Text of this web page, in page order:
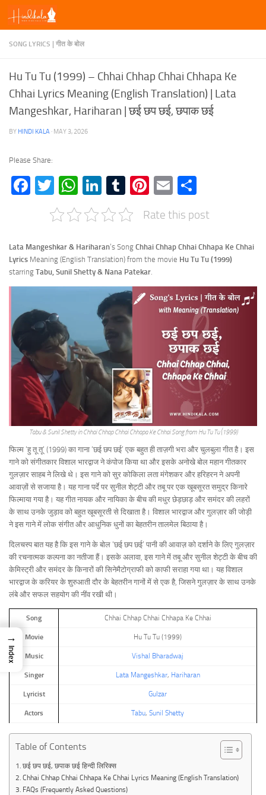
Skip to content
SONG LYRICS | गीत के बोल
Hu Tu Tu (1999) – Chhai Chhap Chhai Chhapa Ke
Chhai Lyrics Meaning (English Translation) | Lata
Mangeshkar, Hariharan | छई छप छई, छपाक छई
BY HINDI KALA · MAY 3, 2026
Please Share:
Facebook
TwitterWhatsApp
LinkedIn
TumblrPinterest
Email
Rate this post
Lata Mangeshkar & Hariharan‘s Song Chhai Chhap Chhai Chhapa Ke Chhai
Lyrics Meaning (English Translation) from the movie Hu Tu Tu (1999)
starring Tabu, Sunil Shetty & Nana Patekar.
Tabu & Sunil Shetty in Chhai Chhap Chhai Chhapa Ke Chhai Song from Hu Tu Tu (1999)
फिल्म ‘हु तू तू’ (1999) का गाना ‘छई छप छई’ एक बहुत ही ताज़गी भरा और चुलबुला गीत है। इस
गाने को संगीतकार विशाल भारद्वाज ने कंपोज किया था और इसके अनोखे बोल महान गीतकार
गुलज़ार साहब ने लिखे थे। इस गाने को सुर कोकिला लता मंगेशकर और हरिहरन ने अपनी
आवाज़ों से सजाया है। यह गाना पर्दे पर सुनील शेट्टी और तबू पर एक खूबसूरत समुद्र किनारे
फिल्माया गया है। यह गीत नायक और नायिका के बीच की मधुर छेड़छाड़ और समंदर की लहरों
के साथ उनके जुड़ाव को बहुत खूबसूरती से दिखाता है। विशाल भारद्वाज और गुलज़ार की जोड़ी
ने इस गाने में लोक संगीत और आधुनिक धुनों का बेहतरीन तालमेल बिठाया है।
दिलचस्प बात यह है कि इस गाने के बोल ‘छई छप छई’ पानी की आवाज़ को दर्शाने के लिए गुलज़ार
की रचनात्मक कल्पना का नतीजा हैं। इसके अलावा, इस गाने में तबू और सुनील शेट्टी के बीच की
केमिस्ट्री और समंदर के किनारों की सिनेमैटोग्राफी को काफी सराहा गया था। यह विशाल
भारद्वाज के करियर के शुरुआती दौर के बेहतरीन गानों में से एक है, जिसने गुलज़ार के साथ उनके
लंबे और सफल सहयोग की नींव रखी थी।
Song Chhai Chhap Chhai Chhapa Ke Chhai
Movie Hu Tu Tu (1999)
Music Vishal Bharadwaj
Singer Lata Mangeshkar, Hariharan
Lyricist Gulzar
Actors Tabu, Sunil Shetty
Table of Contents
छई छप छई, छपाक छई हिन्दी लिरिक्स
Chhai Chhap Chhai Chhapa Ke Chhai Lyrics Meaning (English Translation)
FAQs (Frequently Asked Questions)
→
Index